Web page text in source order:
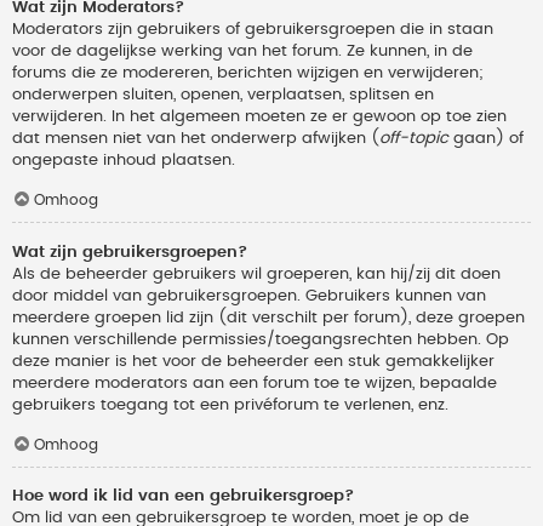
Wat zijn Moderators?
Moderators zijn gebruikers of gebruikersgroepen die in staan
voor de dagelijkse werking van het forum. Ze kunnen, in de
forums die ze modereren, berichten wijzigen en verwijderen;
onderwerpen sluiten, openen, verplaatsen, splitsen en
verwijderen. In het algemeen moeten ze er gewoon op toe zien
dat mensen niet van het onderwerp afwijken ( off-topicgaan) of
ongepaste inhoud plaatsen.
Omhoog
Wat zijn gebruikersgroepen?
Als de beheerder gebruikers wil groeperen, kan hij/zij dit doen
door middel van gebruikersgroepen. Gebruikers kunnen van
meerdere groepen lid zijn (dit verschilt per forum), deze groepen
kunnen verschillende permissies/toegangsrechten hebben. Op
deze manier is het voor de beheerder een stuk gemakkelijker
meerdere moderators aan een forum toe te wijzen, bepaalde
gebruikers toegang tot een privéforum te verlenen, enz.
Omhoog
Hoe word ik lid van een gebruikersgroep?
Om lid van een gebruikersgroep te worden, moet je op de